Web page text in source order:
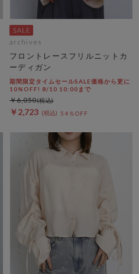
archives
フロントレースフリルニットカ
ーディガン
期間限定タイムセールSALE価格から更に
10%OFF! 8/10 10:00まで
￥2,723 54％OFF
￥6,050